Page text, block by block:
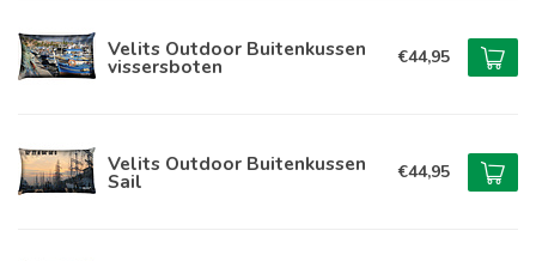
Velits Outdoor Buitenkussen
vissersboten €44,95
Velits Outdoor Buitenkussen
Sail €44,95